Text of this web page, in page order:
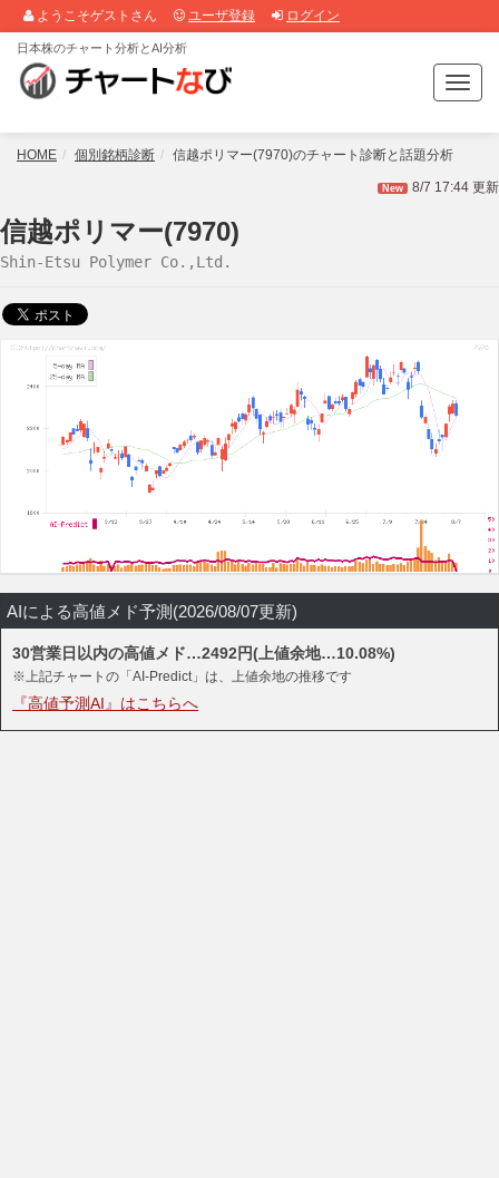
ようこそゲストさん ユーザ登録 ログイン
T
o
g
e
n
日本株のチャート分析とAI分析
HOME 個別銘柄診断 信越ポリマー(7970)のチャート診断と話題分析
New 8/7 17:44 更新
信越ポリマー(7970)
Shin-Etsu Polymer Co.,Ltd.
AIによる高値メド予測(2026/08/07更新)
30営業日以内の高値メド…2492円(上値余地…10.08%)
※上記チャートの「AI-Predict」は、上値余地の推移です
『高値予測AI』はこちらへ